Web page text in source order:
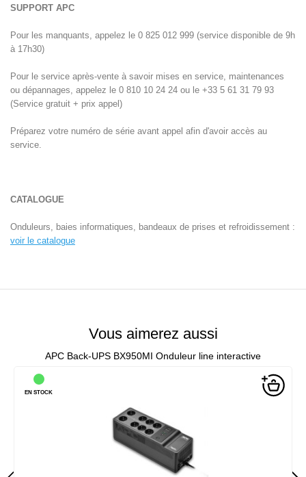
SUPPORT APC
Pour les manquants, appelez le 0 825 012 999 (service disponible de 9h
à 17h30)
Pour le service après-vente à savoir mises en service, maintenances
ou dépannages, appelez le 0 810 10 24 24 ou le +33 5 61 31 79 93
(Service gratuit + prix appel)
Préparez votre numéro de série avant appel afin d'avoir accès au
service.
CATALOGUE
Onduleurs, baies informatiques, bandeaux de prises et refroidissement :
voir le catalogue
Vous aimerez aussi
APC Back-UPS BX950MI Onduleur line interactive
EN STOCK